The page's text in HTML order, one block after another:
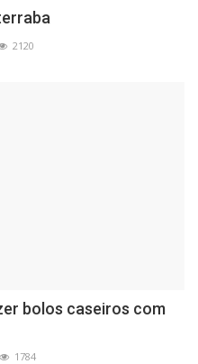
2120
bolos caseiros com
1784